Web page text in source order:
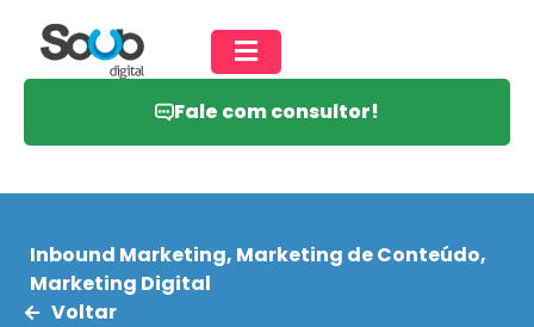
Fale com consultor!
Inbound Marketing, Marketing de Conteúdo,
Marketing Digital
Voltar